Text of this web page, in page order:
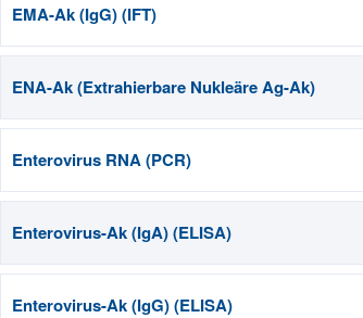
EMA-Ak (IgG) (IFT)
ENA-Ak (Extrahierbare Nukleäre Ag-Ak)
Enterovirus RNA (PCR)
Enterovirus-Ak (IgA) (ELISA)
Enterovirus-Ak (IgG) (ELISA)